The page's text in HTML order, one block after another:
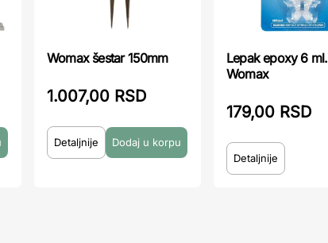
Womax šestar 150mm
1.007,00 RSD
Detaljnije
Lepak epoxy 6 ml.
Womax
179,00 RSD
Detaljnije